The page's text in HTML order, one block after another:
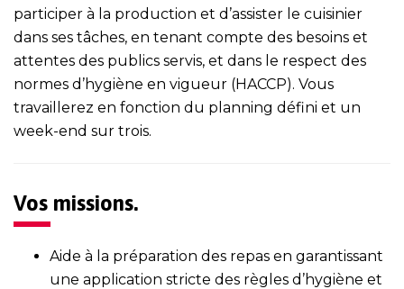
participer à la production et d’assister le cuisinier
dans ses tâches, en tenant compte des besoins et
attentes des publics servis, et dans le respect des
normes d’hygiène en vigueur (HACCP). Vous
travaillerez en fonction du planning défini et un
week-end sur trois.
Vos missions.
Aide à la préparation des repas en garantissant
une application stricte des règles d’hygiène et